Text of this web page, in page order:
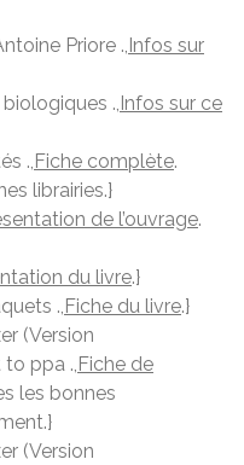
Priore ., Infos sur
., Infos sur ce
., Fiche complète.
librairies.}
de l’ouvrage.
du livre.}
., Fiche du livre.}
(Version
ppa ., Fiche de
les bonnes
(Version